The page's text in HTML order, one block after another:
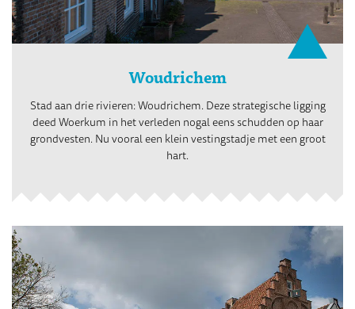
Woudrichem
Stad aan drie rivieren: Woudrichem. Deze strategische ligging
deed Woerkum in het verleden nogal eens schudden op haar
grondvesten. Nu vooral een klein vestingstadje met een groot
hart.